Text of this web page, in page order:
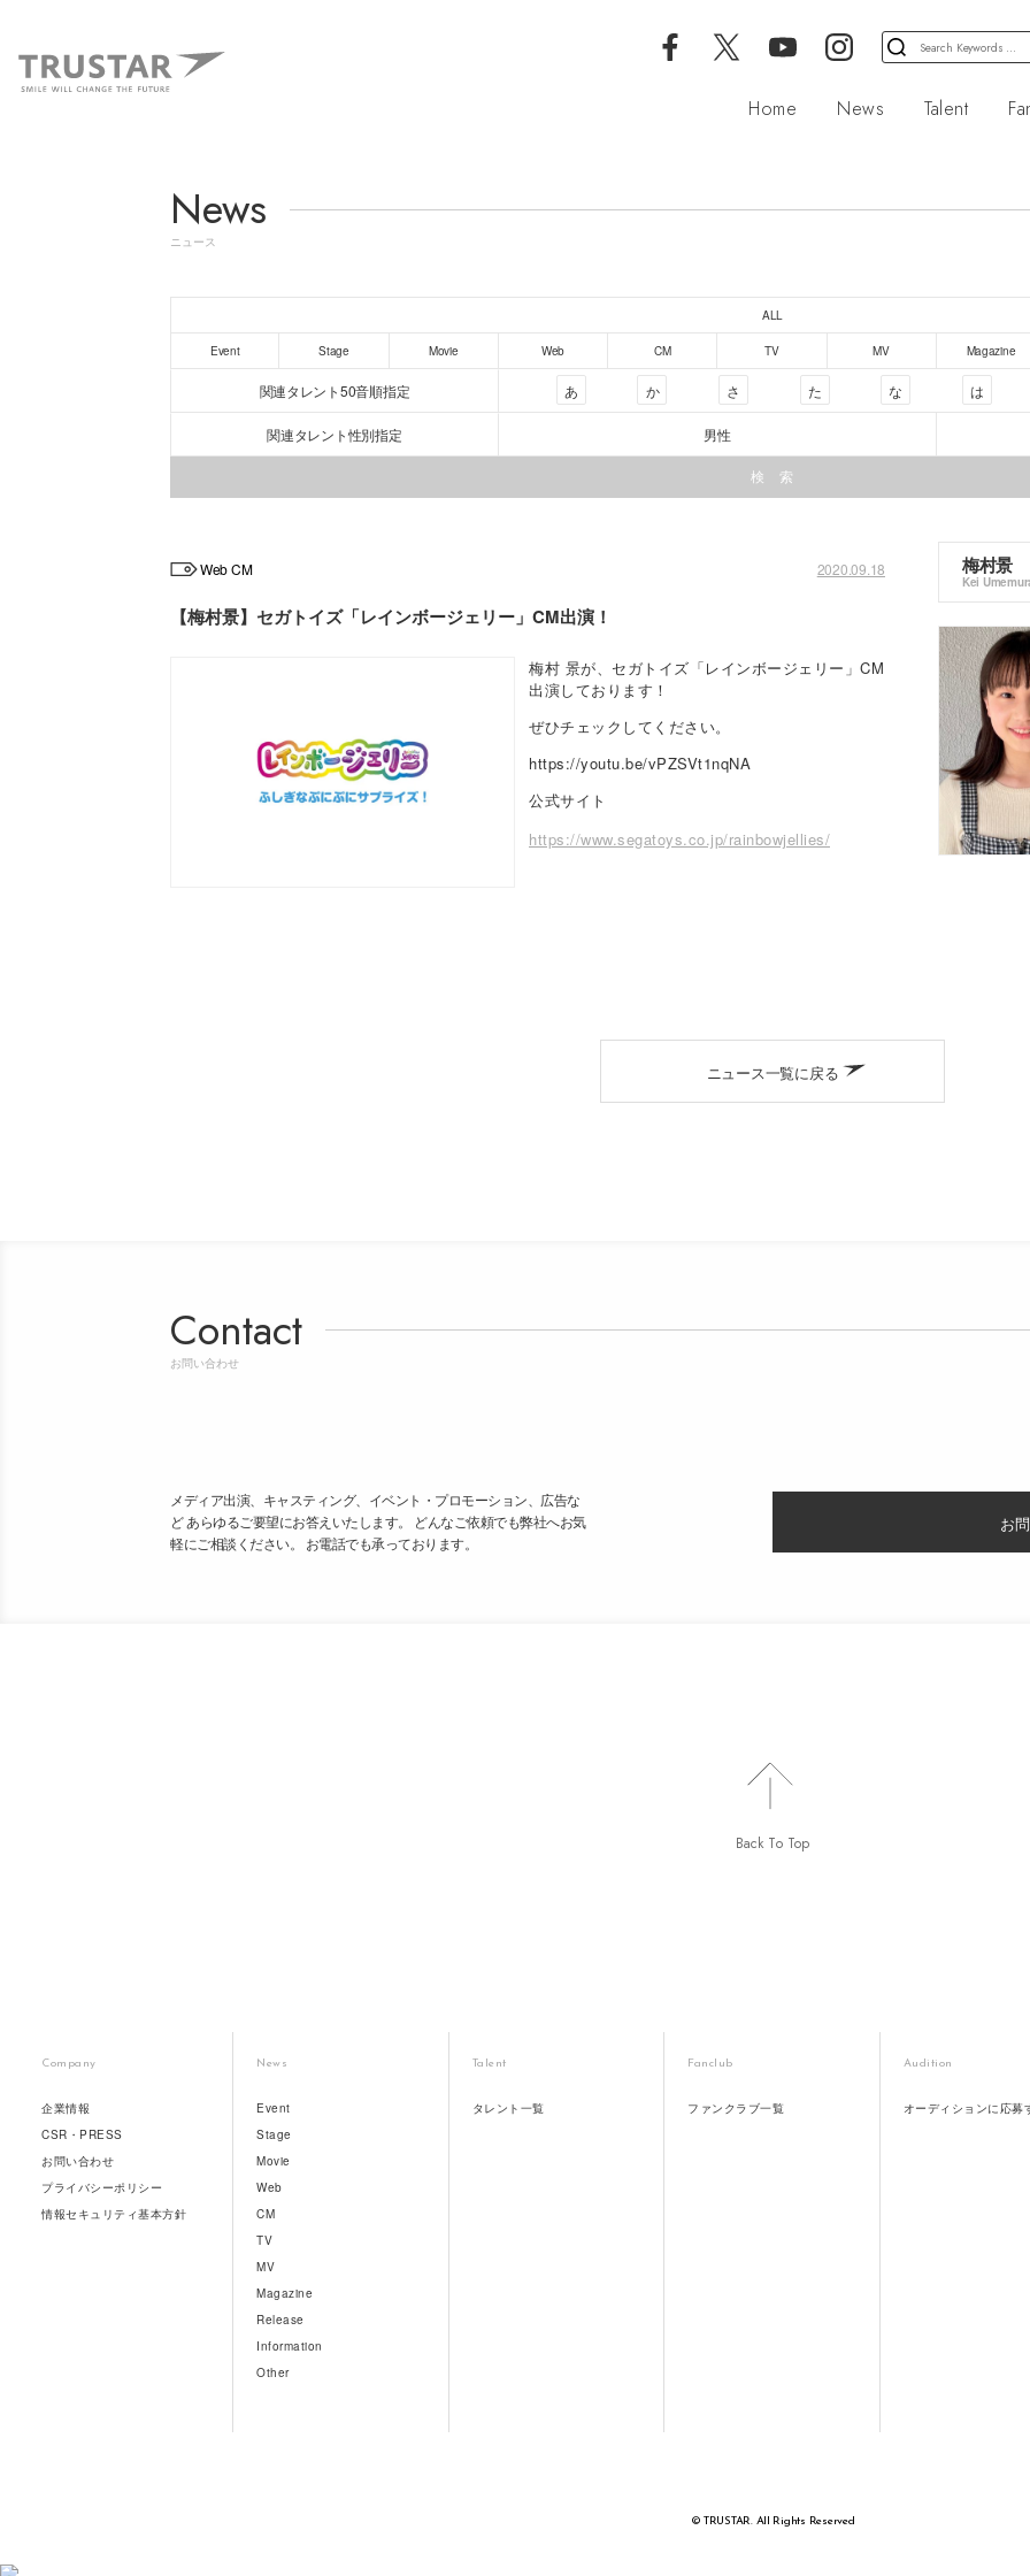
検
索
象:
Home News Talent
News
ニュース
ALL
Event Stage Movie Web CM TV MV Magazine
関連タレント50音順指定 あ か さ た な は
関連タレント性別指定 男性
Web CM 2020.09.18
【梅村景】セガトイズ「レインボージェリー」CM出演！
梅村 景が、セガトイズ「レインボージェリー」CM
出演しております！
ぜひチェックしてください。
https://youtu.be/vPZSVt1nqNA
公式サイト
https://www.segatoys.co.jp/rainbowjellies/
梅村景
Kei
ニュース一覧に戻る
Contact
お問い合わせ
メディア出演、キャスティング、イベント・プロモーション、広告な
ど あらゆるご要望にお答えいたします。 どんなご依頼でも弊社へお気
軽にご相談ください。 お電話でも承っております。
お
Back To Top
Company
企業情報
CSR・PRESS
お問い合わせ
プライバシーポリシー
情報セキュリティ基本方針
News
Event
Stage
Movie
Web
CM
TV
MV
Magazine
Release
Information
Other
Talent
タレント一覧
Fanclub
ファンクラブ一覧
Audition
オーディションに応募
© TRUSTAR. All Rights Reserved